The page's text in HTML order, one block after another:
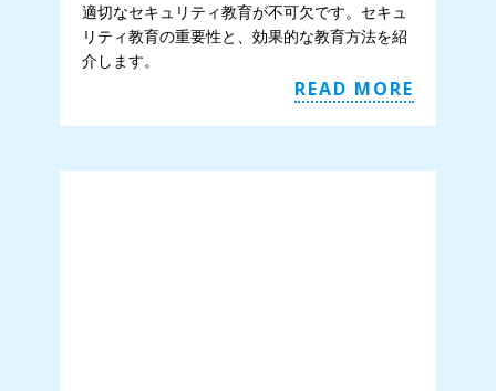
適切なセキュリティ教育が不可欠です。セキュ
リティ教育の重要性と、効果的な教育方法を紹
介します。
READ MORE